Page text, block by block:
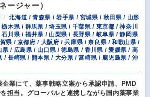
ージャー）
北海道 / 青森県 / 岩手県 / 宮城県 / 秋田県 / 山形
木県 / 群馬県 / 埼玉県 / 千葉県 / 東京都 / 神奈川
川県 / 福井県 / 山梨県 / 長野県 / 岐阜県 / 静岡県
県 / 京都府 / 大阪府 / 兵庫県 / 奈良県 / 和歌山県 /
県 / 広島県 / 山口県 / 徳島県 / 香川県 / 愛媛県 / 高
/ 長崎県 / 熊本県 / 大分県 / 宮崎県 / 鹿児島県 / 沖
企業にて、薬事戦略立案から承認申請、PMD
担当。グローバルと連携しながら国内薬事業